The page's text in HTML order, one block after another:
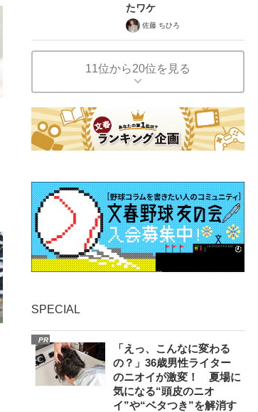
たワケ
佐藤 ちひろ
11位から20位を見る
SPECIAL
PR
「えっ、こんなに変わる
の？」36歳男性ライター
のニオイが激変！ 夏場に
気になる“頭皮のニオ
イ”や“ベタつき”を解消す